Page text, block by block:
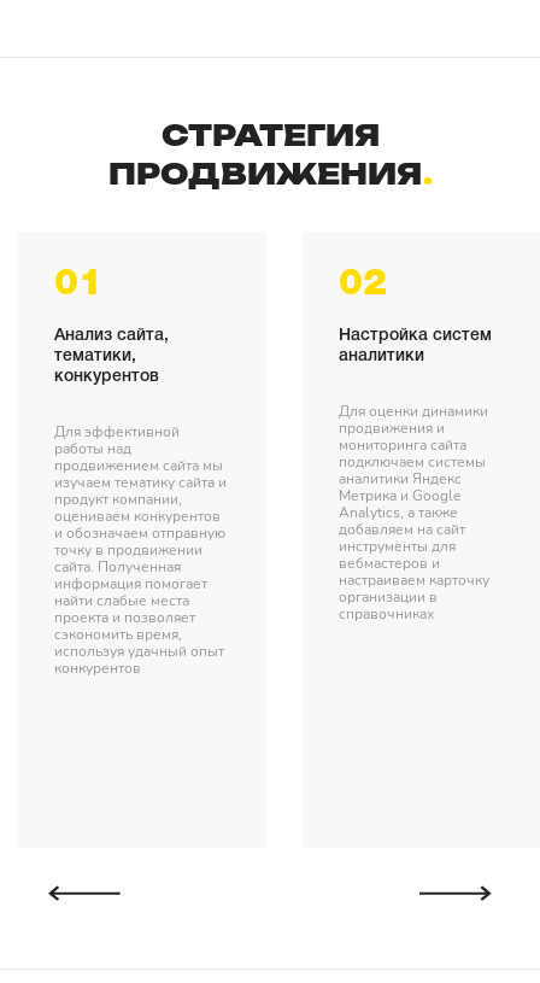
СТРАТЕГИЯ
ПРОДВИЖЕНИЯ
01
Анализ сайта,
тематики,
конкурентов
Для эффективной
работы над
продвижением сайта мы
изучаем тематику сайта и
продукт компании,
оцениваем конкурентов
и обозначаем отправную
точку в продвижении
сайта. Полученная
информация помогает
найти слабые места
проекта и позволяет
сэкономить время,
используя удачный опыт
конкурентов
02
Настройка систем
аналитики
Для оценки динамики
продвижения и
мониторинга сайта
подключаем системы
аналитики Яндекс
Метрика и Google
Analytics, а также
добавляем на сайт
инструменты для
вебмастеров и
настраиваем карточку
организации в
справочниках